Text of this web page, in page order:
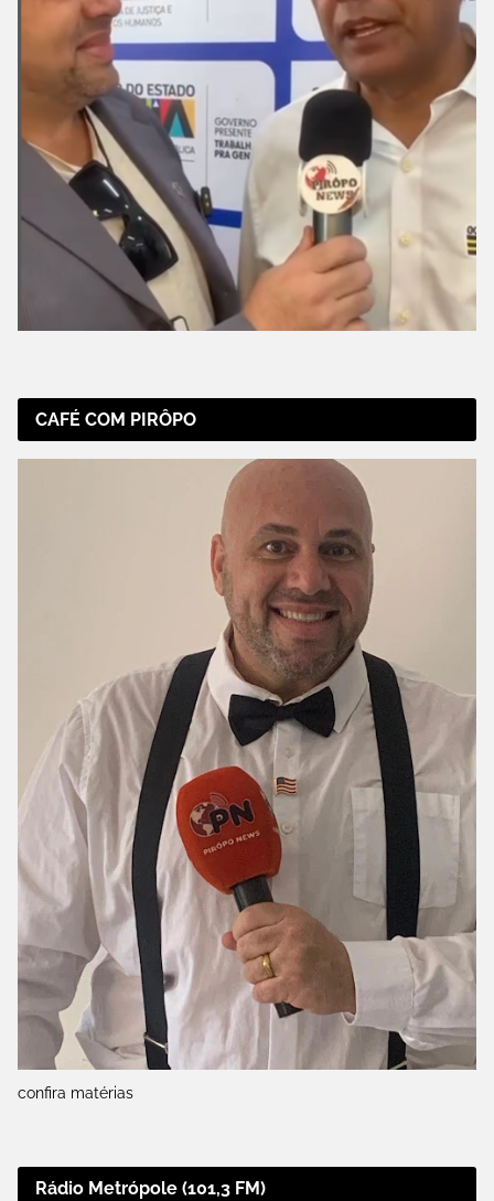
CAFÉ COM PIRÔPO
confira matérias
Rádio Metrópole (101,3 FM)